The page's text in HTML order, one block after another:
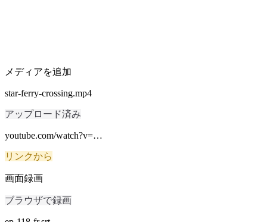
メディアを追加
star-ferry-crossing.mp4
アップロード済み
youtube.com/watch?v=…
リンクから
画面録画
ブラウザで録画